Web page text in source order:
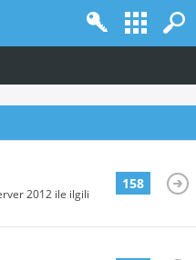
2012 ile ilgili
158